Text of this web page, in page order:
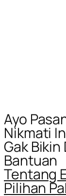
Ayo
Nikmati
Gak
Bantuan
Tentang
Pilihan